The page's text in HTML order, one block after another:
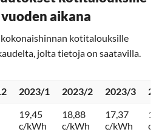
aikana
kotitalouksille
jolta tietoja on saatavilla.
2023/1 2023/2 2023/3
19,45
c/kWh
18,88
c/kWh
17,37
c/kWh
c/